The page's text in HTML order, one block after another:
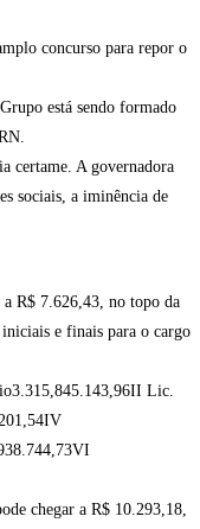
concurso para repor o
está sendo formado
certame. A governadora
sociais, a iminência de
R$ 7.626,43, no topo da
e finais para o cargo
Lic.
chegar a R$ 10.293,18,